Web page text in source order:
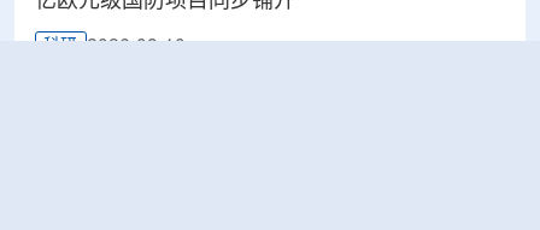
科研 2026-08-10